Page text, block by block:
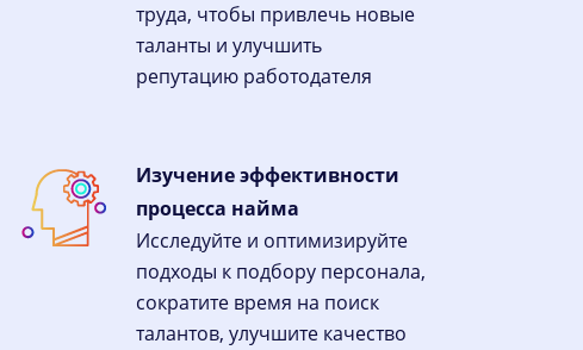
труда, чтобы привлечь новые
таланты и улучшить
репутацию работодателя
Изучение эффективности
процесса найма
Исследуйте и оптимизируйте
подходы к подбору персонала,
сократите время на поиск
талантов, улучшите качество